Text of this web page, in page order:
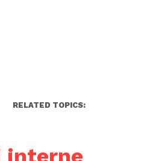
RELATED TOPICS: